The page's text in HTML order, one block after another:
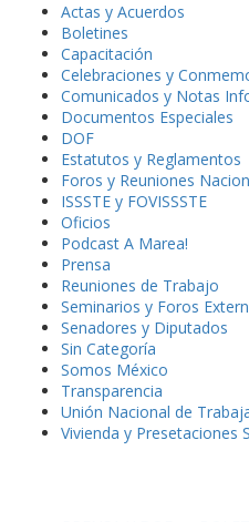
Actas y Acuerdos
Boletines
Capacitación
Celebraciones y
Comunicados y Notas
Documentos Especiales
DOF
Estatutos y Reglamentos
Foros y Reuniones
ISSSTE y FOVISSSTE
Oficios
Podcast A Marea!
Prensa
Reuniones de Trabajo
Seminarios y Foros
Senadores y Diputados
Sin Categoría
Somos México
Transparencia
Unión Nacional de
Vivienda y Presetaciones